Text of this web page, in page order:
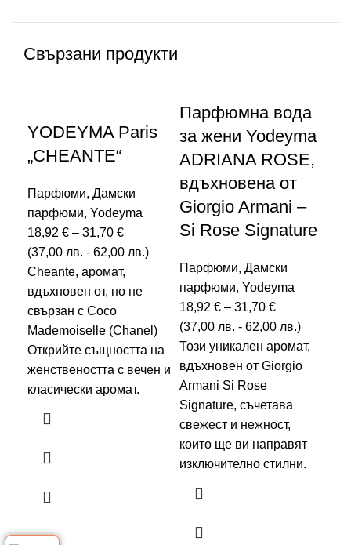
Свързани продукти
YODEYMA Paris
„CHEANTE“
Парфюми, Дамски
парфюми, Yodeyma
18,92 € – 31,70 €
(37,00 лв. - 62,00 лв.)
Cheante, аромат,
вдъхновен от, но не
свързан с Coco
Mademoiselle (Chanel)
Открийте същността на
женствеността с вечен и
класически аромат.
Парфюмна вода
за жени Yodeyma
ADRIANA ROSE,
вдъхновена от
Giorgio Armani –
Si Rose Signature
Парфюми, Дамски
парфюми, Yodeyma
18,92 € – 31,70 €
(37,00 лв. - 62,00 лв.)
Този уникален аромат,
вдъхновен от Giorgio
Armani Si Rose
Signature, съчетава
свежест и нежност,
които ще ви направят
изключително стилни.